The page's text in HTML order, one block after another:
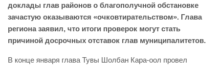
доклады глав районов о благополучной обстановке
зачастую оказываются «очковтирательством». Глава
региона заявил, что итоги проверок могут стать
причиной досрочных отставок глав муниципалитетов.
В конце января глава Тувы Шолбан Кара-оол провел